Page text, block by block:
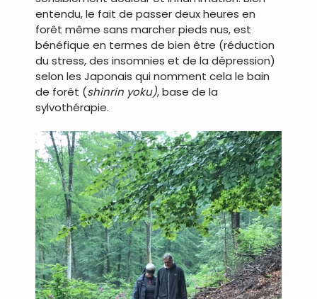
entendu, le fait de passer deux heures en
forêt même sans marcher pieds nus, est
bénéfique en termes de bien être (réduction
du stress, des insomnies et de la dépression)
selon les Japonais qui nomment cela le bain
de forêt (shinrin yoku), base de la
sylvothérapie.